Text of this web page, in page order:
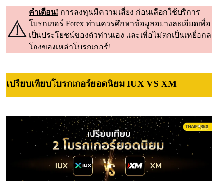
⚠️
คำเตือน! การลงทุนมีความเสี่ยง ก่อนเลือกใช้บริการ
โบรกเกอร์ Forex ท่านควรศึกษาข้อมูลอย่างละเอียดเพื่อ
เป็นประโยชน์ของตัวท่านเอง และเพื่อไม่ตกเป็นเหยื่อกล
โกงของเหล่าโบรกเกอร์!
เปรียบเทียบโบรกเกอร์ยอดนิยม IUX VS XM